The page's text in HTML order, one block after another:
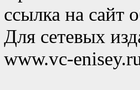
ссылка на сайт
Для сетевых
www.vc-